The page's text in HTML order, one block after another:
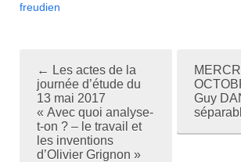
freudien
← Les actes de la
journée d’étude du
13 mai 2017
« Avec quoi analyse-
t-on ? – le travail et
les inventions
d’Olivier Grignon »
Guy